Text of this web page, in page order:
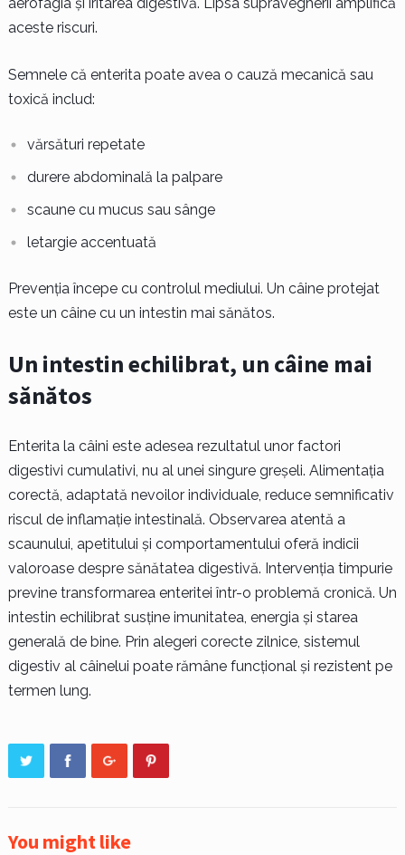
aceste riscuri.
Semnele că enterita poate avea o cauză mecanică sau
toxică includ:
vărsături repetate
durere abdominală la palpare
scaune cu mucus sau sânge
letargie accentuată
Prevenția începe cu controlul mediului. Un câine protejat
este un câine cu un intestin mai sănătos.
Un intestin echilibrat, un câine mai
sănătos
Enterita la câini este adesea rezultatul unor factori
digestivi cumulativi, nu al unei singure greșeli. Alimentația
corectă, adaptată nevoilor individuale, reduce semnificativ
riscul de inflamație intestinală. Observarea atentă a
scaunului, apetitului și comportamentului oferă indicii
valoroase despre sănătatea digestivă. Intervenția timpurie
previne transformarea enteritei într-o problemă cronică. Un
intestin echilibrat susține imunitatea, energia și starea
generală de bine. Prin alegeri corecte zilnice, sistemul
digestiv al câinelui poate rămâne funcțional și rezistent pe
termen lung.
You might like